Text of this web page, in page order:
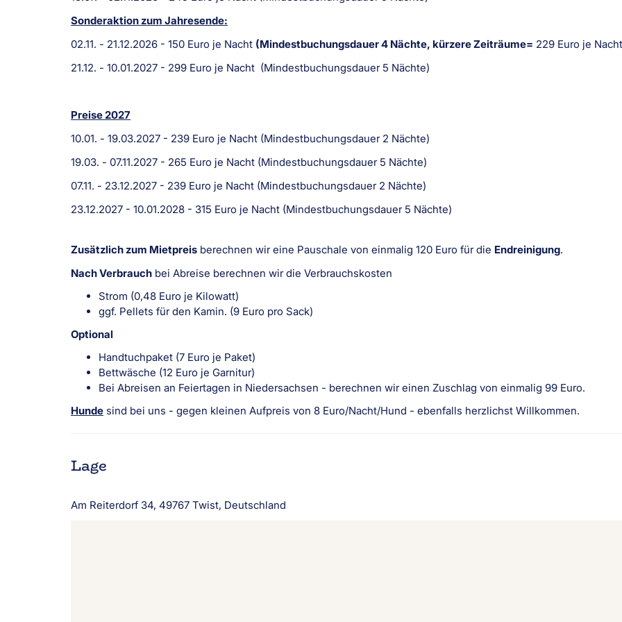
Sonderaktion zum Jahresende:
02.11. - 21.12.2026 - 150 Euro je Nacht (Mindestbuchungsdauer 4 Nächte, kürzere Zeiträume= 229 Euro je
21.12. - 10.01.2027 - 299 Euro je Nacht (Mindestbuchungsdauer 5 Nächte)
Preise 2027
10.01. - 19.03.2027 - 239 Euro je Nacht (Mindestbuchungsdauer 2 Nächte)
19.03. - 07.11.2027 - 265 Euro je Nacht (Mindestbuchungsdauer 5 Nächte)
07.11. - 23.12.2027 - 239 Euro je Nacht (Mindestbuchungsdauer 2 Nächte)
23.12.2027 - 10.01.2028 - 315 Euro je Nacht (Mindestbuchungsdauer 5 Nächte)
Zusätzlich zum Mietpreis berechnen wir eine Pauschale von einmalig 120 Euro für die Endreinigung.
Nach Verbrauch bei Abreise berechnen wir die Verbrauchskosten
Strom (0,48 Euro je Kilowatt)
ggf. Pellets für den Kamin. (9 Euro pro Sack)
Optional
Handtuchpaket (7 Euro je Paket)
Bettwäsche (12 Euro je Garnitur)
Bei Abreisen an Feiertagen in Niedersachsen - berechnen wir einen Zuschlag von einmalig 99 Euro.
Hunde sind bei uns - gegen kleinen Aufpreis von 8 Euro/Nacht/Hund - ebenfalls herzlichst Willkommen.
Lage
Am Reiterdorf 34, 49767 Twist, Deutschland